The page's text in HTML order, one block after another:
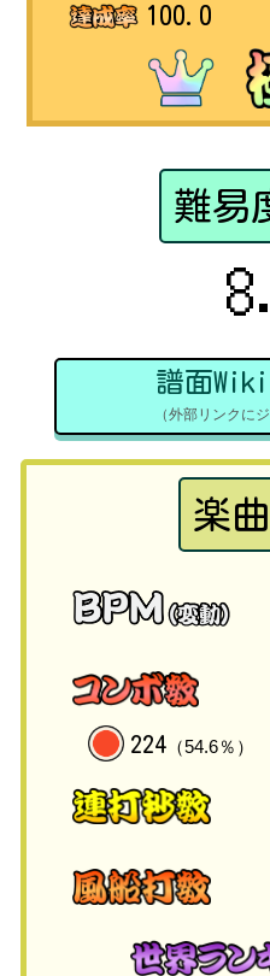
100.0
難易
譜面
（外部リンクに
楽
224 （54.6％）